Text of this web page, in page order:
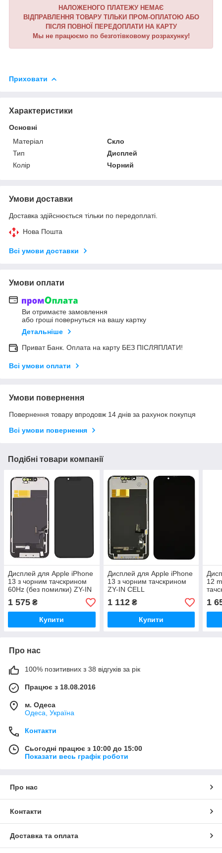
НАЛОЖЕНОГО ПЛАТЕЖУ НЕМАЄ
ВІДПРАВЛЕННЯ ТОВАРУ ТІЛЬКИ ПРОМ-ОПЛАТОЮ АБО
ПІСЛЯ ПОВНОЇ ПЕРЕДОПЛАТИ НА КАРТУ
Мы не працюємо по безготівковому розрахунку!
Приховати
Характеристики
Основні
Матеріал
Скло
Тип
Дисплей
Колір
Чорний
Умови доставки
Доставка здійснюється тільки по передоплаті.
Нова Пошта
Всі умови доставки
Умови оплати
Ви отримаєте замовлення
або гроші повернуться на вашу картку
Детальніше
Приват Банк. Оплата на карту БЕЗ ПІСЛЯПЛАТИ!
Всі умови оплати
Умови повернення
Повернення товару впродовж 14 днів за рахунок покупця
Всі умови повернення
Подібні товари компанії
Дисплей для Apple iPhone
13 з чорним тачскрином
60Hz (без помилки) ZY-IN
1 575 ₴
Купити
Дисплей для Apple iPhone
13 з чорним тачскрином
ZY-IN CELL
1 112₴
Купити
12
1
Про нас
100% позитивних з 38 відгуків за рік
Працює з 18.08.2016
м. Одеса
Одеса, Україна
Контакти
Сьогодні працює з 10:00 до 15:00
Показати весь графік роботи
Про нас
Контакти
Доставка та оплата